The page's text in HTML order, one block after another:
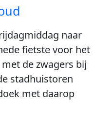
naar
fietste voor het
de zwagers bij
stadhuistoren
met daarop